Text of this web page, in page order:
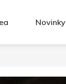
Novinky